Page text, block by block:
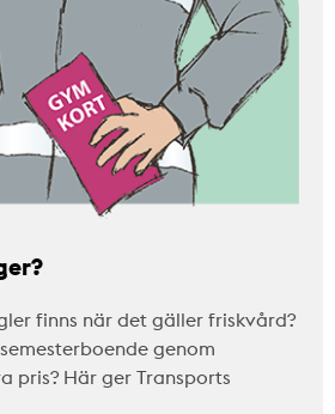
finns när det gäller friskvård?
genom
pris? Här ger Transports